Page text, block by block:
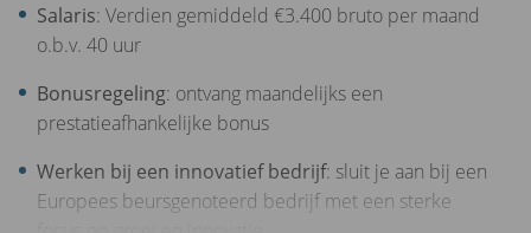
Salaris: Verdien gemiddeld €3.400 bruto per maand
o.b.v. 40 uur
Bonusregeling: ontvang maandelijks een
prestatieafhankelijke bonus
Werken bij een innovatief bedrijf: sluit je aan bij een
Europees beursgenoteerd bedrijf met een sterke